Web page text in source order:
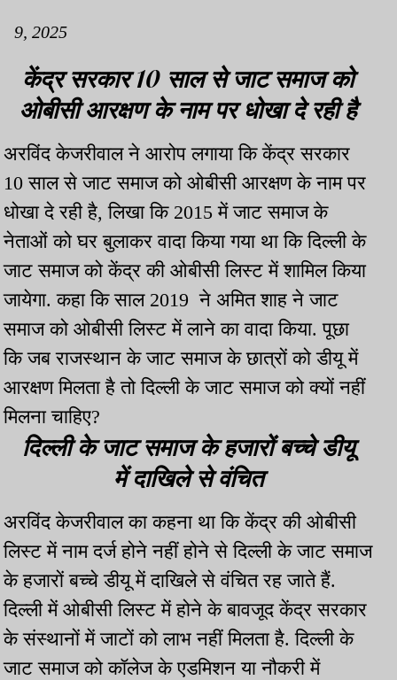
9, 2025
केंद्र सरकार 10 साल से जाट समाज को
ओबीसी आरक्षण के नाम पर धोखा दे रही है
अरविंद केजरीवाल ने आरोप लगाया कि केंद्र सरकार
10 साल से जाट समाज को ओबीसी आरक्षण के नाम पर
धोखा दे रही है, लिखा कि 2015 में जाट समाज के
नेताओं को घर बुलाकर वादा किया गया था कि दिल्ली के
जाट समाज को केंद्र की ओबीसी लिस्ट में शामिल किया
जायेगा. कहा कि साल 2019 ने अमित शाह ने जाट
समाज को ओबीसी लिस्ट में लाने का वादा किया. पूछा
कि जब राजस्थान के जाट समाज के छात्रों को डीयू में
आरक्षण मिलता है तो दिल्ली के जाट समाज को क्यों नहीं
मिलना चाहिए?
दिल्ली के जाट समाज के हजारों बच्चे डीयू
में दाखिले से वंचित
अरविंद केजरीवाल का कहना था कि केंद्र की ओबीसी
लिस्ट में नाम दर्ज होने नहीं होने से दिल्ली के जाट समाज
के हजारों बच्चे डीयू में दाखिले से वंचित रह जाते हैं.
दिल्ली में ओबीसी लिस्ट में होने के बावजूद केंद्र सरकार
के संस्थानों में जाटों को लाभ नहीं मिलता है. दिल्ली के
जाट समाज को कॉलेज के एडमिशन या नौकरी में